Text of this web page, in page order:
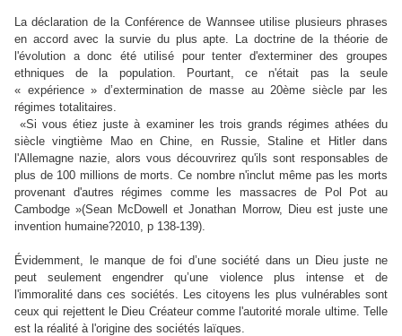
La déclaration de la Conférence de Wannsee utilise plusieurs phrases
en accord avec la survie du plus apte. La doctrine de la théorie de
l'évolution a donc été utilisé pour tenter d'exterminer des groupes
ethniques de la population. Pourtant, ce n'était pas la seule
« expérience » d’extermination de masse au 20ème siècle par les
régimes totalitaires.
«Si vous étiez juste à examiner les trois grands régimes athées du
siècle vingtième Mao en Chine, en Russie, Staline et Hitler dans
l'Allemagne nazie, alors vous découvrirez qu'ils sont responsables de
plus de 100 millions de morts. Ce nombre n'inclut même pas les morts
provenant d'autres régimes comme les massacres de Pol Pot au
Cambodge »(Sean McDowell et Jonathan Morrow, Dieu est juste une
invention humaine?2010, p 138-139).
Évidemment, le manque de foi d’une société dans un Dieu juste ne
peut seulement engendrer qu’une violence plus intense et de
l'immoralité dans ces sociétés. Les citoyens les plus vulnérables sont
ceux qui rejettent le Dieu Créateur comme l'autorité morale ultime. Telle
est la réalité à l'origine des sociétés laïques.